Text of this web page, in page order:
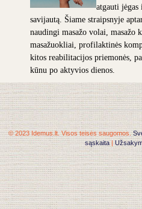
atgauti
savijautą. Šiame straipsnyje
naudingi masažo volai, masažo
masažuokliai, profilaktinės
kitos reabilitacijos priemonės,
kūnu po aktyvios dienos.
© 2023 Idemus.lt. Visos teisės saugomos.
sąskaita|